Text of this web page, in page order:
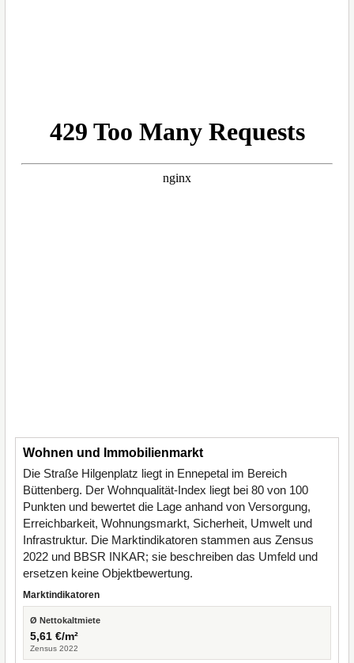
Wohnen und Immobilienmarkt
Die Straße Hilgenplatz liegt in Ennepetal im Bereich
Büttenberg. Der Wohnqualität-Index liegt bei 80 von 100
Punkten und bewertet die Lage anhand von Versorgung,
Erreichbarkeit, Wohnungsmarkt, Sicherheit, Umwelt und
Infrastruktur. Die Marktindikatoren stammen aus Zensus
2022 und BBSR INKAR; sie beschreiben das Umfeld und
ersetzen keine Objektbewertung.
Marktindikatoren
Ø Nettokaltmiete
5,61 €/m²
Zensus 2022